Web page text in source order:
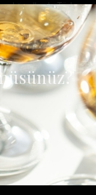
yıllarda Türk
biri olmayı